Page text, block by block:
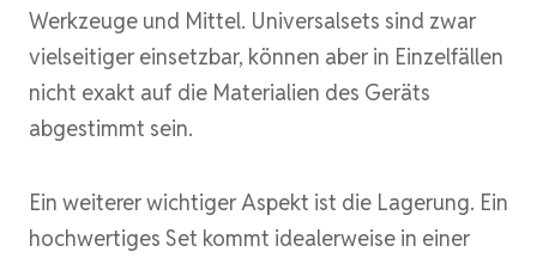
Werkzeuge und Mittel. Universalsets sind zwar
vielseitiger einsetzbar, können aber in Einzelfällen
nicht exakt auf die Materialien des Geräts
abgestimmt sein.
Ein weiterer wichtiger Aspekt ist die Lagerung. Ein
hochwertiges Set kommt idealerweise in einer